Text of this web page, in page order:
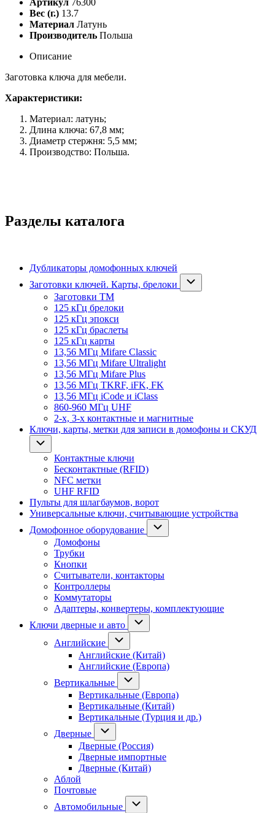
Артикул 76300
Вес (г.) 13.7
Материал Латунь
Производитель Польша
Описание
Заготовка ключа для мебели.
Характеристики:
Материал: латунь;
Длина ключа: 67,8 мм;
Диаметр стержня: 5,5 мм;
Производство: Польша.
Разделы каталога
Дубликаторы домофонных ключей
Заготовки ключей. Карты, брелоки
Заготовки ТМ
125 кГц брелоки
125 кГц эпокси
125 кГц браслеты
125 кГц карты
13,56 МГц Mifare Classic
13,56 МГц Mifare Ultralight
13,56 МГц Mifare Plus
13,56 МГц TKRF, iFK, FK
13,56 МГц iCode и iClass
860-960 МГц UHF
2-х, 3-х контактные и магнитные
Ключи, карты, метки для записи в домофоны и СКУД
Контактные ключи
Бесконтактные (RFID)
NFC метки
UHF RFID
Пульты для шлагбаумов, ворот
Универсальные ключи, считывающие устройства
Домофонное оборудование
Домофоны
Трубки
Кнопки
Считыватели, контакторы
Контроллеры
Коммутаторы
Адаптеры, конвертеры, комплектующие
Ключи дверные и авто
Английские
Английские (Китай)
Английские (Европа)
Вертикальные
Вертикальные (Европа)
Вертикальные (Китай)
Вертикальные (Турция и др.)
Дверные
Дверные (Россия)
Дверные импортные
Дверные (Китай)
Аблой
Почтовые
Автомобильные